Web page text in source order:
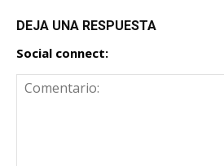
DEJA UNA RESPUESTA
Social connect: